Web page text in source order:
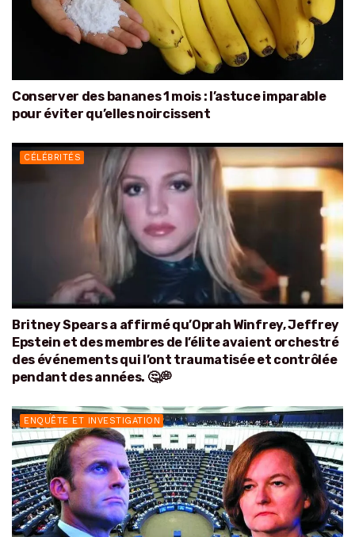
Conserver des bananes 1 mois : l’astuce imparable
pour éviter qu’elles noircissent
CÉLÉBRITÉS
Britney Spears a affirmé qu’Oprah Winfrey, Jeffrey
Epstein et des membres de l’élite avaient orchestré
des événements qui l’ont traumatisée et contrôlée
pendant des années. 🤔💭
ENQUÊTE ET INVESTIGATION